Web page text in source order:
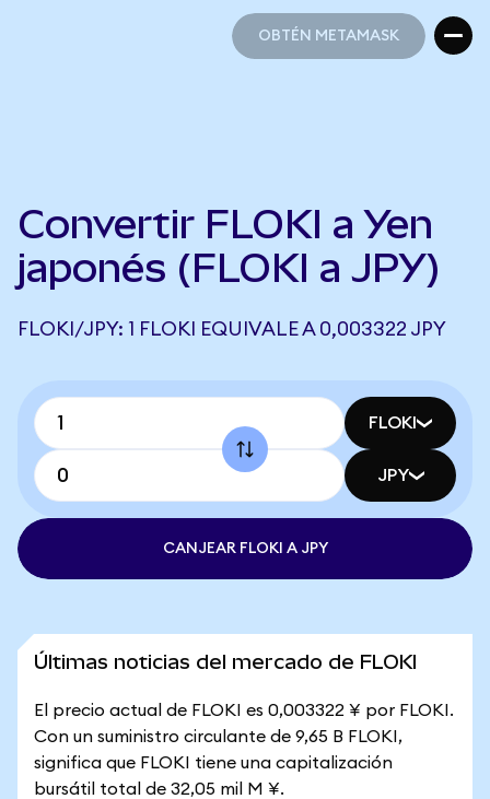
OBTÉN METAMASK
Convertir FLOKI a Yen
japonés (FLOKI a JPY)
FLOKI/JPY: 1 FLOKI EQUIVALE A 0,003322 JPY
FLOKI
JPY
CANJEAR FLOKI A JPY
Últimas noticias del mercado de FLOKI
El precio actual de FLOKI es 0,003322 ¥ por FLOKI.
Con un suministro circulante de 9,65 B FLOKI,
significa que FLOKI tiene una capitalización
bursátil total de 32,05 mil M ¥.